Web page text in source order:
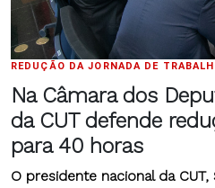
REDUÇÃO DA JORNADA DE
Na Câmara dos
da CUT defende
para 40 horas
O presidente nacional da